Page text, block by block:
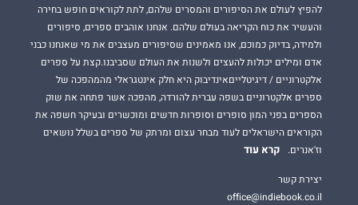
להפיץ לעולם את הסיפורים והמסרים שלהם, לתת לקוראים חופש בחירה
והעשיר את כוח הקריאה בעולם שלהם. אנחנו אוהבים ספרים, סיפורים
ולמידה, בדיוק כמוכם, אנו מאמינים שסיפורים מעצבים את מי שאנחנו כבני
אדם ומילים יכולות להעצים ולשנות את העולם שסביבנו.קצת על ספרים
אלקטרוניים / דיגיטלייםאינדיבוק היא חלק אינטגראלי מהמהפכה של
ספרים אלקטרוניים בשפה עברית להורדה, מהפכה אשר פתחה את שוק
הספרים בפני המון סופרים וסופרות חדשים ומוכשרים ובעיקר חשפה את
הקוראים הישראלים לעוד מבחר עצום ומרתק של ספרים בשלל נושאים
וז'אנרים.
קרא עוד
יצירת קשר
office@indiebook.co.il